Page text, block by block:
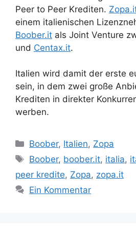
Peer to Peer Krediten.
einem italienischen
Boober.it als Joint Venture
und Centax.it.
Italien wird damit der erste
sein, in dem zwei große
Krediten in direkter
werben.
Kategorien
Boober, Italien, Zopa
Schlagwörter
Boober, boober.it, italia,
peer kredite, Zopa, zopa.it
Ein Kommentar